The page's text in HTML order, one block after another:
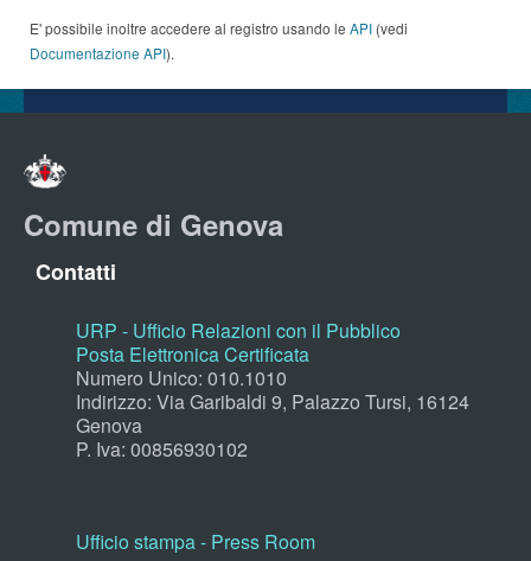
E' possibile inoltre accedere al registro usando le API (vedi
Documentazione API).
Comune di Genova
Contatti
URP - Ufficio Relazioni con il Pubblico
Posta Elettronica Certificata
Numero Unico: 010.1010
Indirizzo: Via Garibaldi 9, Palazzo Tursi, 16124
Genova
P. Iva: 00856930102
Ufficio stampa - Press Room